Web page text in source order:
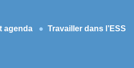
agenda
Travailler dans l’ESS